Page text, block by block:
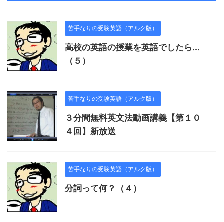
苦手なりの受験英語（アルク版）
高校の英語の授業を英語でしたら...
（５）
苦手なりの受験英語（アルク版）
３分間無料英文法動画講義【第１０
４回】新放送
苦手なりの受験英語（アルク版）
分詞って何？（４）